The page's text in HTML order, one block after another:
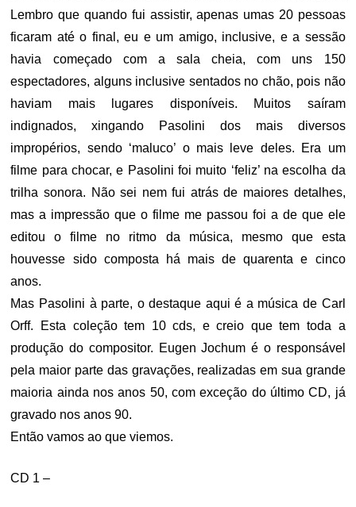
Lembro que quando fui assistir, apenas umas 20 pessoas
ficaram até o final, eu e um amigo, inclusive, e a sessão
havia começado com a sala cheia, com uns 150
espectadores, alguns inclusive sentados no chão, pois não
haviam mais lugares disponíveis. Muitos saíram
indignados, xingando Pasolini dos mais diversos
impropérios, sendo ‘maluco’ o mais leve deles. Era um
filme para chocar, e Pasolini foi muito ‘feliz’ na escolha da
trilha sonora. Não sei nem fui atrás de maiores detalhes,
mas a impressão que o filme me passou foi a de que ele
editou o filme no ritmo da música, mesmo que esta
houvesse sido composta há mais de quarenta e cinco
anos.
Mas Pasolini à parte, o destaque aqui é a música de Carl
Orff. Esta coleção tem 10 cds, e creio que tem toda a
produção do compositor. Eugen Jochum é o responsável
pela maior parte das gravações, realizadas em sua grande
maioria ainda nos anos 50, com exceção do último CD, já
gravado nos anos 90.
Então vamos ao que viemos.
CD 1 –